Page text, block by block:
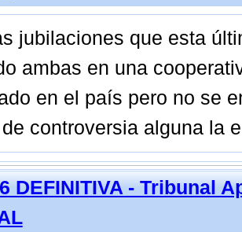
jubilaciones que esta
ambas en una
en el país pero no se
controversia alguna la
DEFINITIVA - Tribunal